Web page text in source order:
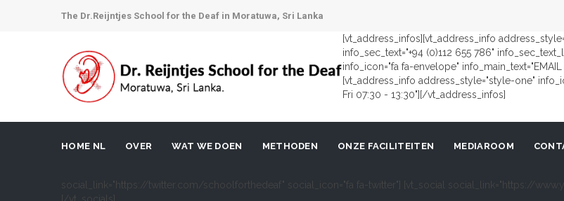
The Dr.Reijntjes School for the Deaf in Moratuwa, Sri Lanka
[vt_address_infos][vt_address_info
info_sec_text="+94 (0)112 655 786"
info_icon="fa fa-envelope"
[vt_address_info address_style="style-one"
Fri 07:30 - 13:30"][/vt_address_infos]
HOME NL OVER WAT WE DOEN METHODEN ONZE FACILITEITEN MEDIAROOM
social_link="https://twitter.com/schoolforthedeaf" social_icon="fa fa-twitter"] [vt_social social_link="https://